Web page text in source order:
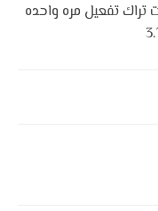
تراك تفعيل مره واحده